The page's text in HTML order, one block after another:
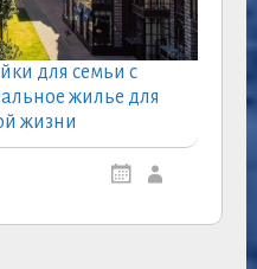
для семьи с
жилье для
жизни